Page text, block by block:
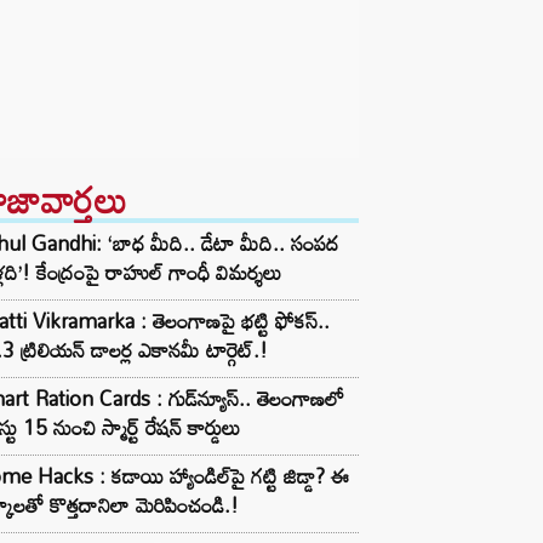
Gandhi: ‘బాధ మీది.. డేటా మీది.. సంపద
కేంద్రంపై రాహుల్ గాంధీ విమర్శలు
Vikramarka : తెలంగాణపై భట్టి ఫోకస్..
ట్రిలియన్‌ డాలర్ల ఎకానమీ టార్గెట్.!
Ration Cards : గుడ్‌న్యూస్‌.. తెలంగాణలో
15 నుంచి స్మార్ట్‌ రేషన్‌ కార్డులు
Hacks : కడాయి హ్యాండిల్‌పై గట్టి జిడ్డా? ఈ
కొత్తదానిలా మెరిపించండి.!